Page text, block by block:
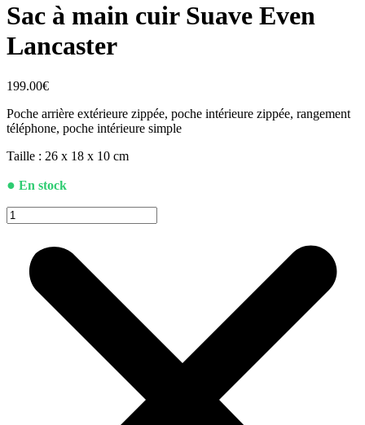
Sac à main cuir Suave Even
Lancaster
199.00€
Poche arrière extérieure zippée, poche intérieure zippée, rangement
téléphone, poche intérieure simple
Taille : 26 x 18 x 10 cm
● En stock